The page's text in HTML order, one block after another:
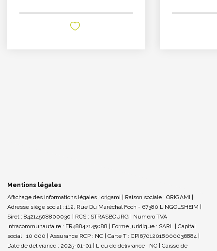
Mentions légales
Affichage des informations légales : origami | Raison sociale : ORIGAMI |
Adresse siège social : 112, Rue Du Maréchal Foch - 67380 LINGOLSHEIM |
Siret : 84214508800030 | RCS : STRASBOURG | Numero TVA
Intracommunautaire : FR48842145088 | Forme juridique : SARL | Capital
social : 10 000 | Assurance RCP : NC | Carte T : CPI67012018000036884 |
Date de délivrance : 2025-01-01 | Lieu de délivrance : NC | Caisse de